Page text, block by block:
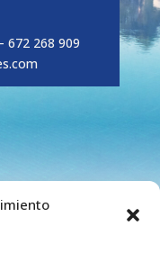
672 268 909